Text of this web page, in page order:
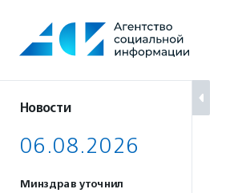
содержанию
Новости
06.08.2026
Минздрав уточнил